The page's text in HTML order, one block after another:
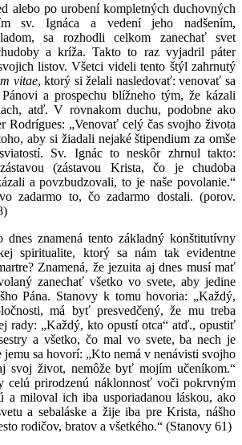
alebo po urobení kompletných duchovných
sv. Ignáca a vedení jeho nadšením,
sa rozhodli celkom zanechať svet
a kríža. Takto to raz vyjadril páter
listov. Všetci videli tento štýl zahrnutý
vitae, ktorý si želali nasledovať: venovať sa
a prospechu blížneho tým, že kázali
atď. V rovnakom duchu, podobne ako
Rodrígues: „Venovať celý čas svojho života
aby si žiadali nejaké štipendium za omše
Sv. Ignác to neskôr zhrnul takto:
(zástavou Krista, čo je chudoba
a povzbudzovali, to je naše povolanie.“
zadarmo to, čo zadarmo dostali. (porov.
znamená tento základný konštitutívny
spiritualite, ktorý sa nám tak evidentne
Znamená, že jezuita aj dnes musí mať
zanechať všetko vo svete, aby jedine
Pána. Stanovy k tomu hovoria: „Každý,
má byť presvedčený, že mu treba
rady: „Každý, kto opustí otca“ atď., opustiť
a všetko, čo mal vo svete, ba nech je
jemu sa hovorí: „Kto nemá v nenávisti svojho
svoj život, nemôže byť mojím učeníkom.“
celú prirodzenú náklonnosť voči pokrvným
a miloval ich iba usporiadanou láskou, ako
a sebaláske a žije iba pre Krista, nášho
rodičov, bratov a všetkého.“ (Stanovy 61)